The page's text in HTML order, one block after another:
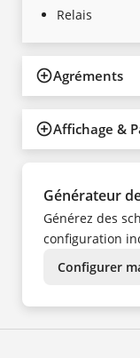
Relais
Agréments
Affichage &
Générateur
Générez des
configuration
Configurer